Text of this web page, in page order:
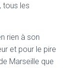
tous les
rien à son
et pour le pire
Marseille que